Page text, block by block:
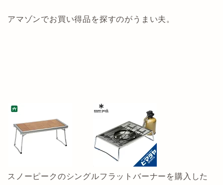
アマゾンでお買い得品を探すのがうまい夫。
スノーピークのシングルフラットバーナーを購入した